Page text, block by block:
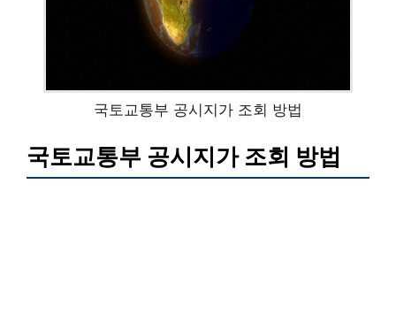
국토교통부 공시지가 조회 방법
국토교통부 공시지가 조회 방법